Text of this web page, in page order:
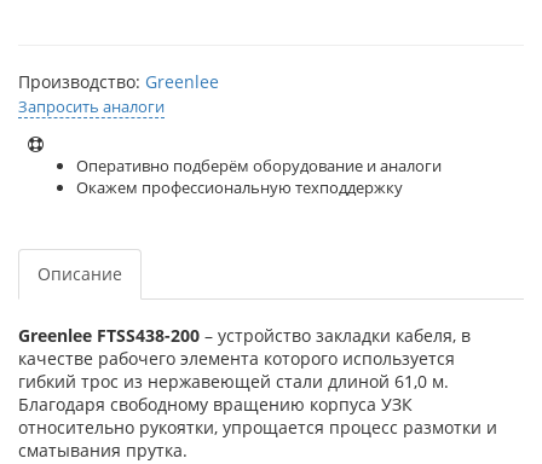
Производство: Greenlee
Запросить аналоги
Оперативно подберём оборудование и аналоги
Окажем профессиональную техподдержку
Описание
Greenlee FTSS438-200 – устройство закладки кабеля, в
качестве рабочего элемента которого используется
гибкий трос из нержавеющей стали длиной 61,0 м.
Благодаря свободному вращению корпуса УЗК
относительно рукоятки, упрощается процесс размотки и
сматывания прутка.